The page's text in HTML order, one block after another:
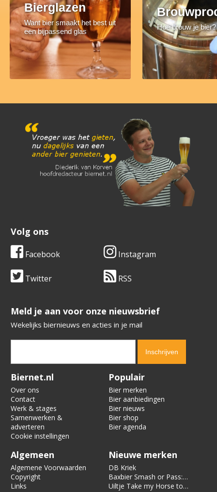
Bierglazen
Want bier smaakt het best uit
een bijpassend glas
Hoe brouw je bier?
Volg ons
Facebook Instagram
Twitter RSS
​​​​​​​Meld je aan voor onze nieuwsbrief
Wekelijks biernieuws en acties in je mail
Verification code:
Biernet.nl
Over ons
Contact
Werk & stages
Samenwerken &
adverteren
Cookie instellingen
Populair
Bier merken
Bier aanbiedingen
Bier nieuws
Bier shop
Bier agenda
Algemeen
Algemene Voorwaarden
Copyright
Links
Nieuwe merken
DB Kriek
Baxbier Smash or Pass:
Strata
Uiltje Take my Horse to